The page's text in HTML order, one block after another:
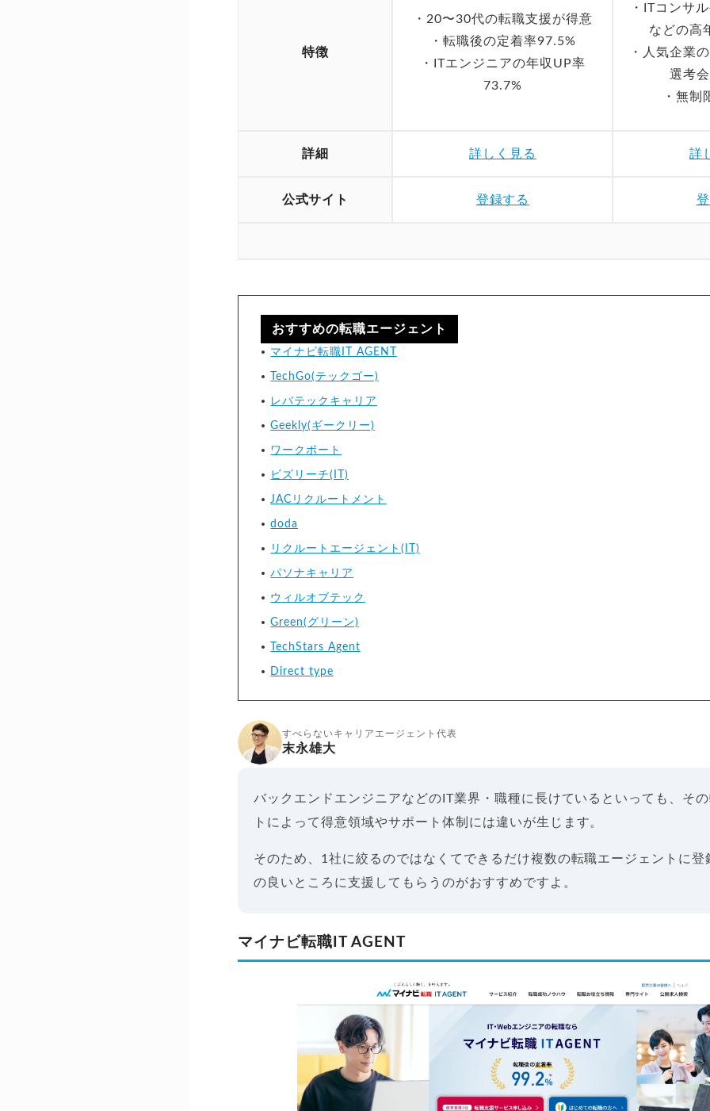
特徴
・20〜30代の転職支援が得意
・転職後の定着率97.5%
・ITエンジニアの年収UP率
73.7%
・ITコンサ
などの高
・人気企業
選考
・無制
詳細 詳しく見る 詳
公式サイト 登録する
おすすめの転職エージェント
マイナビ転職IT AGENT
TechGo(テックゴー)
レバテックキャリア
Geekly(ギークリー)
ワークポート
ビズリーチ(IT)
JACリクルートメント
doda
リクルートエージェント(IT)
パソナキャリア
ウィルオブテック
Green(グリーン)
TechStars Agent
Direct type
すべらないキャリアエージェント代表
末永雄大
バックエンドエンジニアなどのIT業界・職種に長けているといっても、そ
トによって得意領域やサポート体制には違いが生じます。
そのため、1社に絞るのではなくてできるだけ複数の転職エージェントに登
の良いところに支援してもらうのがおすすめですよ。
マイナビ転職IT AGENT